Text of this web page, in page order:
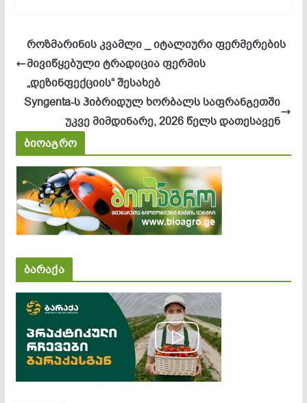
როზმარინის კვამლი _ იტალიური ფერმერების
მივიწყებული ტრადიცია ფერმის
„დეზინფექციის“ შესახებ
Syngenta-ს ჰიბრიდულ ხორბალს საფრანგეთში
უკვე მიმდინარე, 2026 წელს დათესავენ
ბიოაგრო
ბარაქა